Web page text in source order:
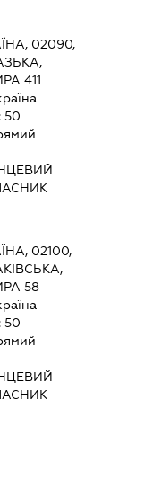
02090,
411
50
02100,
58
50